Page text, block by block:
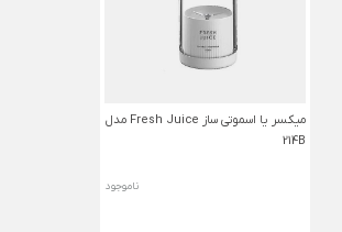
میکسر یا اسموتی ساز Fresh Juice مدل
214B
ناموجود